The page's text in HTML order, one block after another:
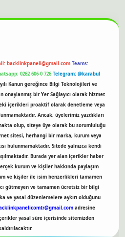
backlinkpaneli@gmail.com Teams:
0262 606 0 726 Telegram: @karabul
Kanun gereğince Bilgi Teknolojileri ve
onaylanmış bir Yer Sağlayıcı olarak hizmet
içerikleri proaktif olarak denetleme veya
Ancak, üyelerimiz yazdıkları
olup, siteye üye olarak bu sorumluluğu
sitesi, herhangi bir marka, kurum veya
bulunmamaktadır. Sitede yalnızca kendi
Burada yer alan içerikler haber
kurum ve kişiler hakkında paylaşım
ve kişiler ile isim benzerlikleri tamamen
gütmeyen ve tamamen ücretsiz bir bilgi
ve yasal düzenlemelere aykırı olduğunu
adresine
yasal süre içerisinde sitemizden
kaldırılacaktır.